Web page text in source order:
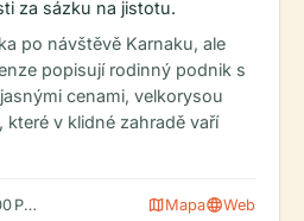
za sázku na jistotu.
po návštěvě Karnaku, ale
popisují rodinný podnik s
cenami, velkorysou
v klidné zahradě vaří
PM, Úterý: 9:00 AM – 9:00 PM, Středa:
mapMapalanguageWeb